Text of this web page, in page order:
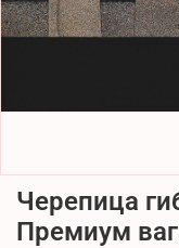
Черепица
Премиум